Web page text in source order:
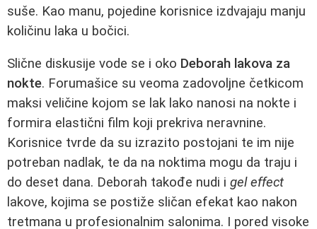
suše. Kao manu, pojedine korisnice izdvajaju manju
količinu laka u bočici.
Slične diskusije vode se i oko Deborah lakova za
nokte. Forumašice su veoma zadovoljne četkicom
maksi veličine kojom se lak lako nanosi na nokte i
formira elastični film koji prekriva neravnine.
Korisnice tvrde da su izrazito postojani te im nije
potreban nadlak, te da na noktima mogu da traju i
do deset dana. Deborah takođe nudi i gel effect
lakove, kojima se postiže sličan efekat kao nakon
tretmana u profesionalnim salonima. I pored visoke